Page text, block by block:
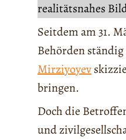
realitätsnahes
Seitdem am 31.
Behörden
Mirziyoyev
bringen.
Doch die
und